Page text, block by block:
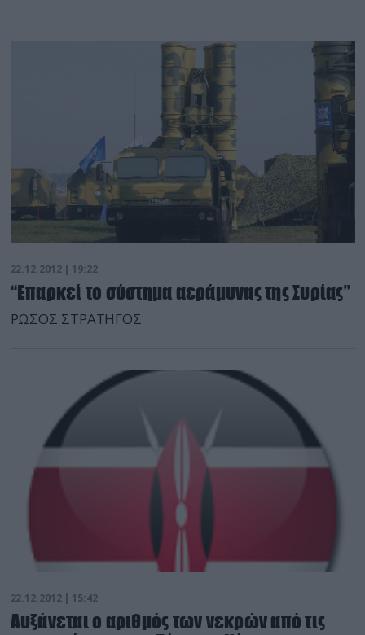
είναι τώρα ήρεμη », ανέφεραν οι ομάδες αρωγής,
στην ιστοσελίδα τους, προσθέτοντας ότι 35
τραυματίες μεταφέρθηκαν σε νοσοκομείο […]
22.12.2012 | 19:22
“Επαρκεί το σύστημα αεράμυνας της Συρίας”
ΡΩΣΟΣ ΣΤΡΑΤΗΓΟΣ
22.12.2012 | 15:42
Αυξάνεται ο αριθμός των νεκρών από τις